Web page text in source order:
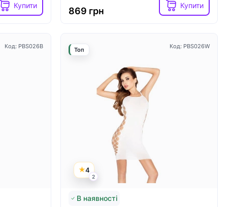
Купити
869 грн
Купити
Код: PBS026B Код: PBS026W
4
2
Топ
В наявності